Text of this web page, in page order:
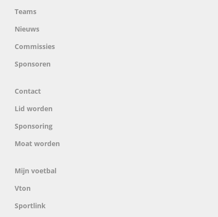
Teams
Nieuws
Commissies
Sponsoren
Contact
Lid worden
Sponsoring
Moat worden
Mijn voetbal
Vton
Sportlink